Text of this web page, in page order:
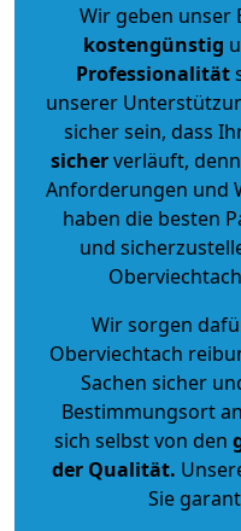
Wir geben unser
kostengünstig
Professionalität
unserer
sicher sein, dass
sicherverläuft,
Anforderungen und
haben die besten
und
Wir sorgen
Oberviechtach
Sachen sicher
Bestimmungsort
sich selbst von den
der Qualität.
Sie